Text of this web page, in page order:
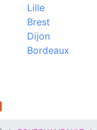
Lille
Brest
Dijon
Bordeaux